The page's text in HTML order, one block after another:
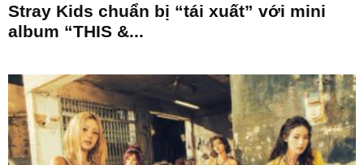
Stray Kids chuẩn bị “tái xuất” với mini
album “THIS &...